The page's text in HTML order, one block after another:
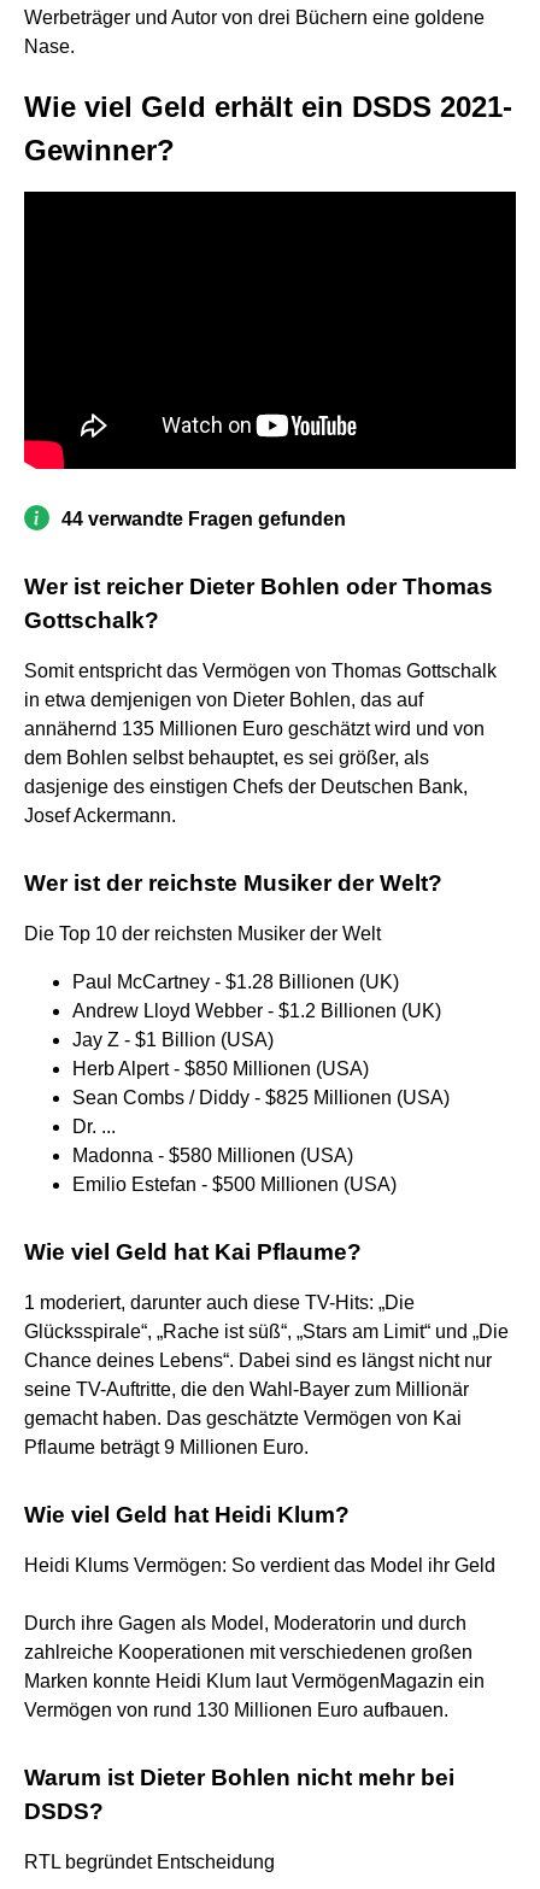
Werbeträger und Autor von drei Büchern eine goldene
Nase.
Wie viel Geld erhält ein DSDS 2021-
Gewinner?
44 verwandte Fragen gefunden
Wer ist reicher Dieter Bohlen oder Thomas
Gottschalk?
Somit entspricht das Vermögen von Thomas Gottschalk
in etwa demjenigen von Dieter Bohlen, das auf
annähernd 135 Millionen Euro geschätzt wird und von
dem Bohlen selbst behauptet, es sei größer, als
dasjenige des einstigen Chefs der Deutschen Bank,
Josef Ackermann.
Wer ist der reichste Musiker der Welt?
Die Top 10 der reichsten Musiker der Welt
Paul McCartney - $1.28 Billionen (UK)
Andrew Lloyd Webber - $1.2 Billionen (UK)
Jay Z - $1 Billion (USA)
Herb Alpert - $850 Millionen (USA)
Sean Combs / Diddy - $825 Millionen (USA)
Dr. ...
Madonna - $580 Millionen (USA)
Emilio Estefan - $500 Millionen (USA)
Wie viel Geld hat Kai Pflaume?
1 moderiert, darunter auch diese TV-Hits: „Die
Glücksspirale“, „Rache ist süß“, „Stars am Limit“ und „Die
Chance deines Lebens“. Dabei sind es längst nicht nur
seine TV-Auftritte, die den Wahl-Bayer zum Millionär
gemacht haben. Das geschätzte Vermögen von Kai
Pflaume beträgt 9 Millionen Euro.
Wie viel Geld hat Heidi Klum?
Heidi Klums Vermögen: So verdient das Model ihr Geld
Durch ihre Gagen als Model, Moderatorin und durch
zahlreiche Kooperationen mit verschiedenen großen
Marken konnte Heidi Klum laut VermögenMagazin ein
Vermögen von rund 130 Millionen Euro aufbauen.
Warum ist Dieter Bohlen nicht mehr bei
DSDS?
RTL begründet Entscheidung